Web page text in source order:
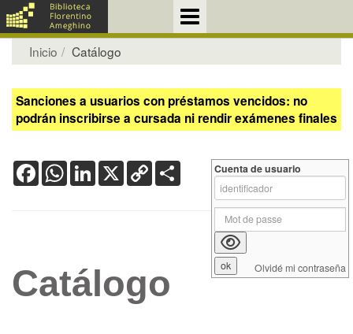
Inicio Catálogo
Sanciones a usuarios con préstamos vencidos: no
podrán inscribirse a cursada ni rendir exámenes finales
FacebookWhatsApp
LinkedIn
X Copy
Link
Catálogo
Cuenta de usuario
Olvidé mi contraseña